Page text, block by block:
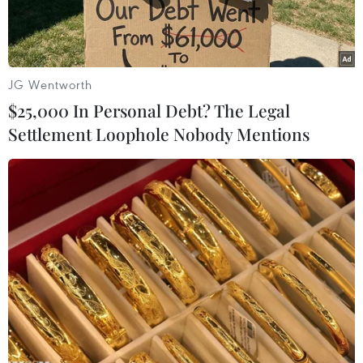
(Ảnh: TTXVN/Vietnam+)
Thành phố Hồ Chí Minh vừa ghi nhận 1 trường
hợp nhiễm mới bệnh COVID-19 là BN2580, là
trường hợp nhập cảnh trái phép từ nước ngoài.
Vào lúc 13 giờ 30 phút ngày 22/3, bệnh nhân bắt
JG Wentworth
$25,000 In Personal Debt? The Legal
Settlement Loophole Nobody Mentions